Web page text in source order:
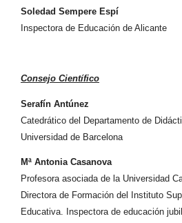
Soledad Sempere Espí
Inspectora de Educación de Alicante
Consejo Científico
Serafín Antúnez
Catedrático del Departamento de
Universidad de Barcelona
Mª Antonia Casanova
Profesora asociada de la Universidad
Directora de Formación del Instituto
Educativa. Inspectora de educación